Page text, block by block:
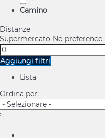
Camino
Distanze
Supermercato-No preference-
Aggiungi filtri
Lista
Ordina per:
›